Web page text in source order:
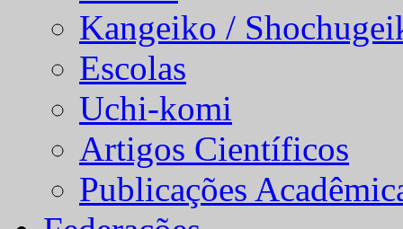
Kangeiko /
Escolas
Uchi-komi
Artigos Científicos
Publicações